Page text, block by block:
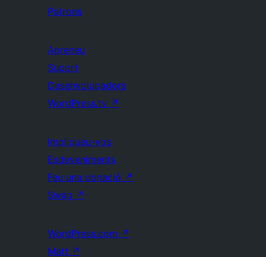
Patrons
Apreneu
Suport
Desenvolupadors
WordPress.tv ↗
Impliqueu-vos
Esdeveniments
Feu una donació ↗
Swag ↗
WordPress.com ↗
Matt ↗